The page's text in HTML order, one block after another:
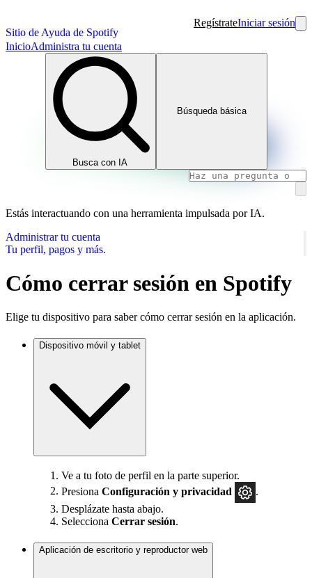
Sitio de Ayuda de Spotify
RegístrateIniciar sesión
InicioAdministra tu cuenta
Busca con IA
Búsqueda básica
Estás interactuando con una herramienta impulsada por IA.
Administrar tu cuenta
Tu perfil, pagos y más.
Cómo cerrar sesión en Spotify
Elige tu dispositivo para saber cómo cerrar sesión en la aplicación.
Dispositivo móvil y tablet
Ve a tu foto de perfil en la parte superior.
Presiona Configuración y privacidad
.
Desplázate hasta abajo.
Selecciona Cerrar sesión.
Aplicación de escritorio y reproductor web